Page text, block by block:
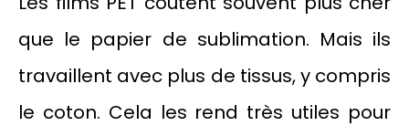
que le papier de sublimation. Mais ils
travaillent avec plus de tissus, y compris
le coton. Cela les rend très utiles pour